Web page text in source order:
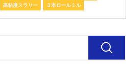
高粘度スラリー ３本ロールミル